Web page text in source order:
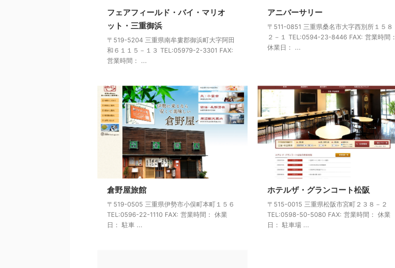
フェアフィールド・バイ・マリオ
ット・三重御浜
〒519-5204 三重県南牟婁郡御浜町大字阿田
和６１１５－１３ TEL:05979-2-3301 FAX:
営業時間： ...
アニバーサリー
〒511-0851 三重県桑名市大字西別所１５８
２－１ TEL:0594-23-8446 FAX: 営業時間：
休業日： ...
倉野屋旅館
〒519-0505 三重県伊勢市小俣町本町１５６
TEL:0596-22-1110 FAX: 営業時間： 休業
日： 駐車 ...
ホテルザ・グランコート松阪
〒515-0015 三重県松阪市宮町２３８－２
TEL:0598-50-5080 FAX: 営業時間： 休業
日： 駐車場 ...